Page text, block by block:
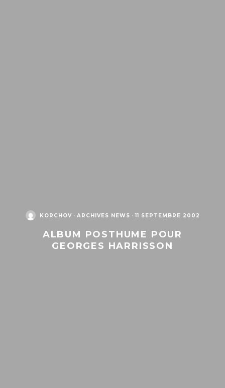
KORCHOV · ARCHIVES NEWS · 11 SEPTEMBRE 2002
ALBUM POSTHUME POUR
GEORGES HARRISSON